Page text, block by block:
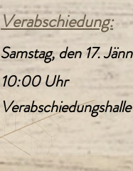
Verabschiedung:
Samstag, den 17.
10:00 Uhr